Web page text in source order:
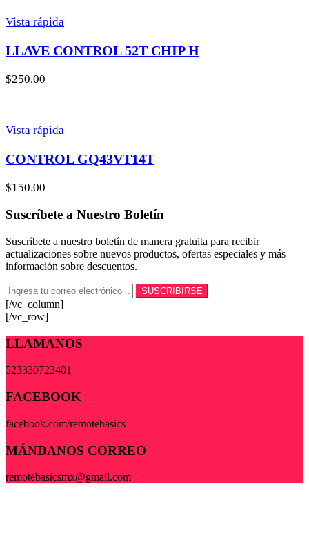
Vista rápida
LLAVE CONTROL 52T CHIP H
$250.00
Vista rápida
CONTROL GQ43VT14T
$150.00
Suscríbete a Nuestro Boletín
Suscríbete a nuestro boletín de manera gratuita para recibir
actualizaciones sobre nuevos productos, ofertas especiales y más
información sobre descuentos.
[/vc_column]
[/vc_row]
LLAMANOS
523330723401
FACEBOOK
facebook.com/remotebasics
MÁNDANOS CORREO
remotebasicsmx@gmail.com